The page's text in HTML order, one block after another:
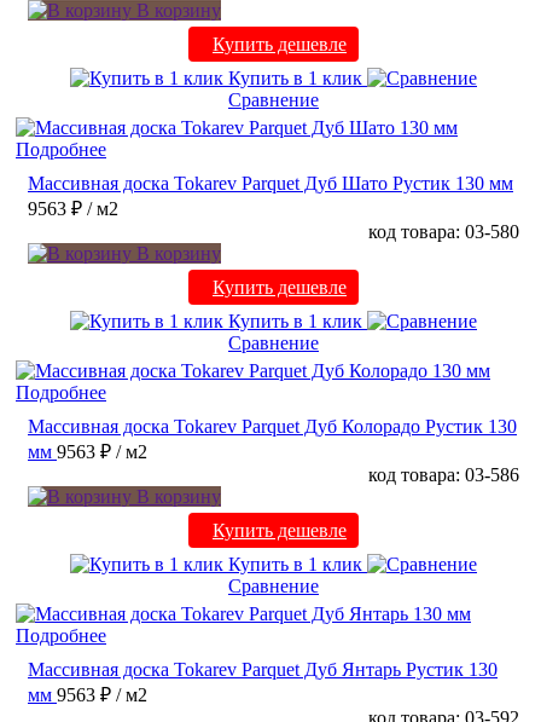
В корзину
Купить дешевле
Купить в 1 клик
Сравнение
Подробнее
Массивная доска Tokarev Parquet Дуб Шато Рустик 130 мм
9563 ₽ / м2
код товара: 03-580
В корзину
Купить дешевле
Купить в 1 клик
Сравнение
Подробнее
Массивная доска Tokarev Parquet Дуб Колорадо Рустик 130
мм 9563 ₽ / м2
код товара: 03-586
В корзину
Купить дешевле
Купить в 1 клик
Сравнение
Подробнее
Массивная доска Tokarev Parquet Дуб Янтарь Рустик 130
мм 9563 ₽ / м2
код товара: 03-592